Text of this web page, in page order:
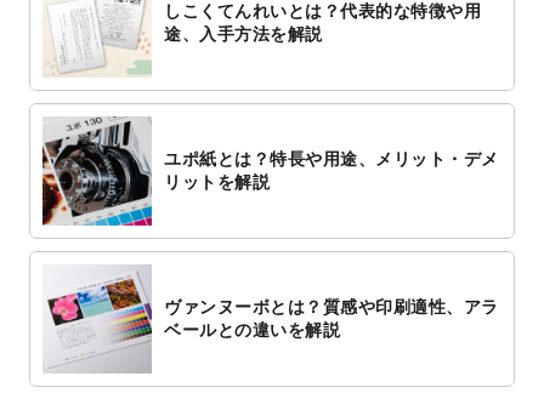
しこくてんれいとは？代表的な特徴や用
途、入手方法を解説
ユポ紙とは？特長や用途、メリット・デメ
リットを解説
ヴァンヌーボとは？質感や印刷適性、アラ
ベールとの違いを解説